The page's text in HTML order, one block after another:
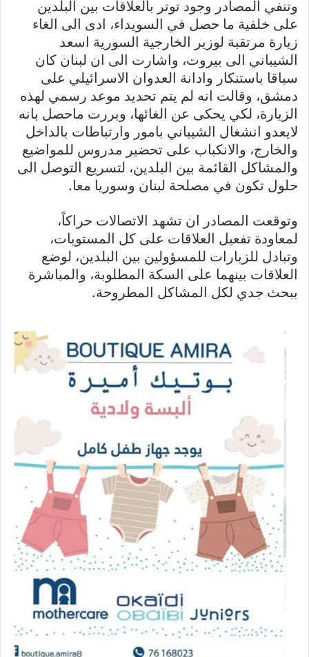
وتنفي المصادر وجود توتر بالعلاقات بين البلدين
على خلفية ما حصل في السويداء، ادى الى الغاء
زيارة مرتقبة لوزير الخارجية السورية اسعد
الشيباني الى بيروت، واشارت الى ان لبنان كان
سباقا باستنكار وادانة العدوان الاسرائيلي على
دمشق، وقالت انه لم يتم تحديد موعد رسمي لهذه
الزيارة، لكي يحكى عن الغائها، وبررت ماحصل بانه
لايعدو انشغال الشيباني بامور وارتباطات بالداخل
والخارج، والانكباب على تحضير مدروس للمواضيع
والمشاكل القائمة بين البلدين، لتسريع التوصل الى
حلول تكون في مصلحة لبنان وسوريا معا.
وتوقعت المصادر ان تشهد الاتصالات حراكاً،
لمعاودة تفعيل العلاقات على كل المستويات،
وتبادل للزيارات للمسؤولين بين البلدين، لوضع
العلاقات بينهما على السكة المطلوبة، والمباشرة
ببحث جدي لكل المشاكل المطروحة.